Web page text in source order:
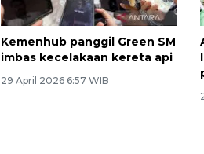
Kemenhub panggil Green SM
imbas kecelakaan kereta api
29 April 2026 6:57 WIB